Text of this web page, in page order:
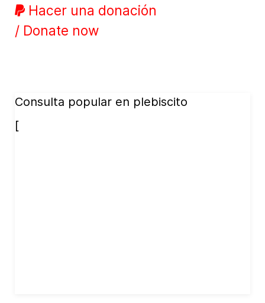
Hacer una donación
/ Donate now
Consulta popular en plebiscito
[